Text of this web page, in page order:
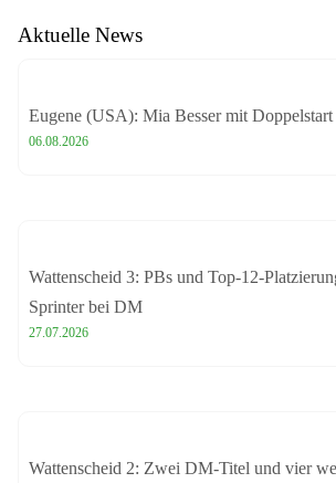
Aktuelle News
Eugene (USA): Mia Besser mit
06.08.2026
Wattenscheid 3: PBs und Top-12-
Sprinter bei DM
27.07.2026
Wattenscheid 2: Zwei DM-Titel und vier